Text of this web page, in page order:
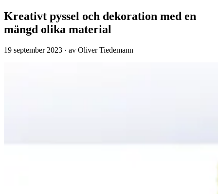
Kreativt pyssel och dekoration med en
mängd olika material
19 september 2023 · av Oliver Tiedemann